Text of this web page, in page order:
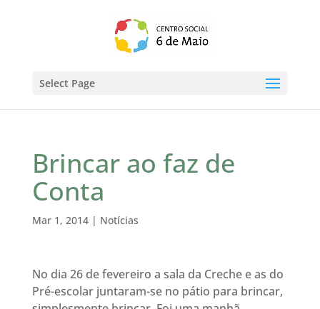
Select Page
Brincar ao faz de
Conta
Mar 1, 2014| Notícias
No dia 26 de fevereiro a sala da Creche e as do
Pré-escolar juntaram-se no pátio para brincar,